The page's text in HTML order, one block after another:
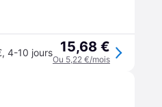
, 4-10 jours 15,68 €
Ou 5,22 €/mois